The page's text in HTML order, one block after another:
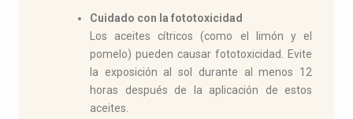
Cuidado con la fototoxicidad
Los aceites cítricos (como el limón y el
pomelo) pueden causar fototoxicidad. Evite
la exposición al sol durante al menos 12
horas después de la aplicación de estos
aceites.